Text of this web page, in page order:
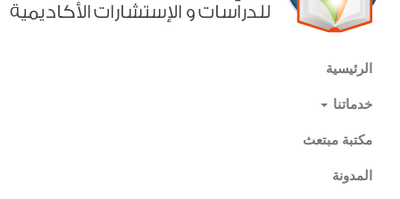
الرئيسية
خدماتنا
مكتبة مبتعث
المدونة